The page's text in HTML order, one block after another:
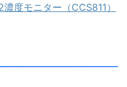
度モニター（CCS811）